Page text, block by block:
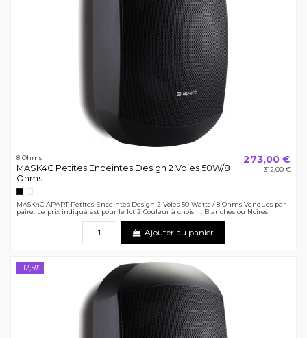
8 Ohms
MASK4C Petites Enceintes Design 2 Voies 50W/8
Ohms
NoirBlanc
273,00 €
312,00 €
MASK4C APART Petites Enceintes Design 2 Voies 50 Watts / 8 Ohms Vendues par
paire. Le prix indiqué est pour le lot 2 Couleur à choisir : Blanches ou Noires
Ajouter au panier
-12,5%